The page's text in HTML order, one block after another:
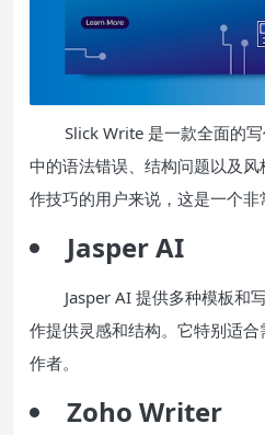
Slick Write 是一款全面的
中的语法错误、结构问题以及
作技巧的用户来说，这是一个非
Jasper AI
Jasper AI 提供多种模板和
作提供灵感和结构。它特别适
作者。
Zoho Writer